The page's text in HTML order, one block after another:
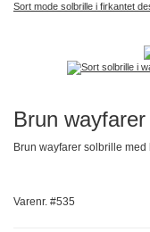
Sort mode solbrille i firkantet
Brun
Brun wayfarer solbrille med
Varenr. #535